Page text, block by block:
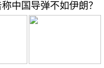
中国导弹不如伊朗？